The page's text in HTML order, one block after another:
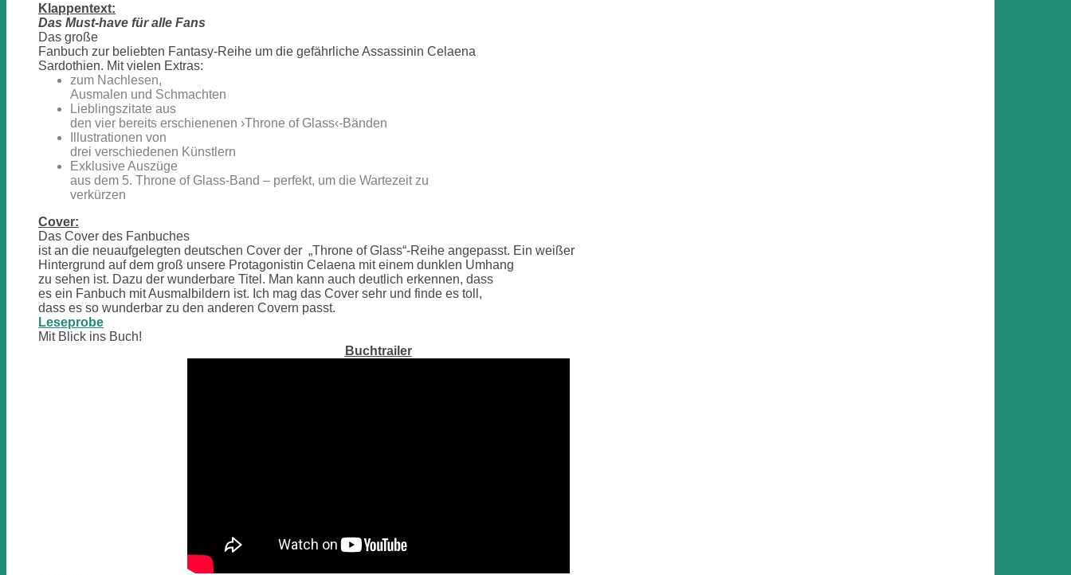
Klappentext:
Das Must-have für alle Fans
Das große
Fanbuch zur beliebten Fantasy-Reihe um die gefährliche Assassinin Celaena
Sardothien. Mit vielen Extras:
zum Nachlesen,
Ausmalen und Schmachten
Lieblingszitate aus
den vier bereits erschienenen ›Throne of Glass‹-Bänden
Illustrationen von
drei verschiedenen Künstlern
Exklusive Auszüge
aus dem 5. Throne of Glass-Band – perfekt, um die Wartezeit zu
verkürzen
Cover:
Das Cover des Fanbuches
ist an die neuaufgelegten deutschen Cover der „Throne of Glass“-Reihe angepasst. Ein weißer
Hintergrund auf dem groß unsere Protagonistin Celaena mit einem dunklen Umhang
zu sehen ist. Dazu der wunderbare Titel. Man kann auch deutlich erkennen, dass
es ein Fanbuch mit Ausmalbildern ist. Ich mag das Cover sehr und finde es toll,
dass es so wunderbar zu den anderen Covern passt.
Leseprobe
Mit Blick ins Buch!
Buchtrailer